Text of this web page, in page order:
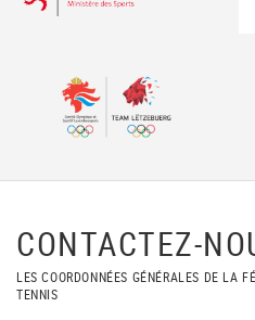
CONTACTEZ-
LES COORDONNÉES GÉNÉRALES DE LA
TENNIS